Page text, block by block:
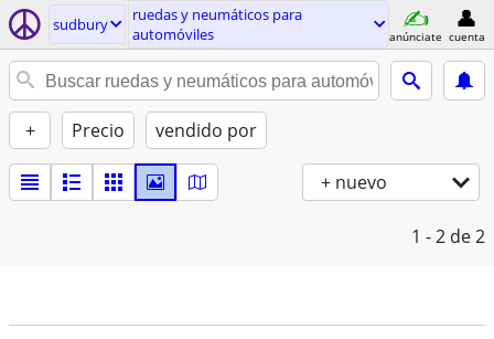
sudbury
ruedas y neumáticos para
automóviles
anúnciate cuenta
+ Precio vendido por
+ nuevo
1 - 2 de 2